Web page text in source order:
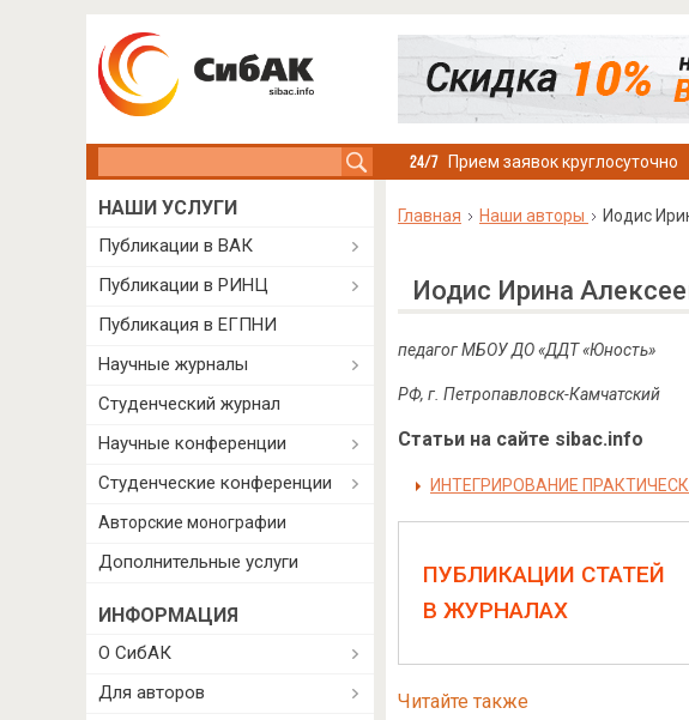
Прием заявок круглосуточно
Главная Наши авторы Иодис
Иодис Ирина
педагог МБОУ ДО «ДДТ «Юность»
РФ, г. Петропавловск-Камчатский
Статьи на сайте sibac.info
ИНТЕГРИРОВАНИЕ
ПУБЛИКАЦИИ СТАТЕЙ
В ЖУРНАЛАХ
Читайте также
НАШИ УСЛУГИ
Публикации в ВАК
Публикации в РИНЦ
Публикация в ЕГПНИ
Научные журналы
Студенческий журнал
Научные конференции
Студенческие конференции
Авторские монографии
Дополнительные услуги
ИНФОРМАЦИЯ
О СибАК
Для авторов